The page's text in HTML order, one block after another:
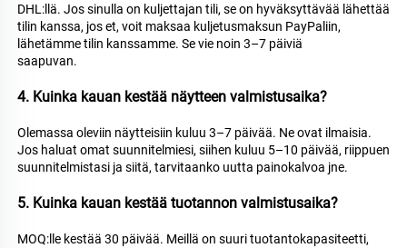
DHL:llä. Jos sinulla on kuljettajan tili, se on hyväksyttävää lähettää
tilin kanssa, jos et, voit maksaa kuljetusmaksun PayPaliin,
lähetämme tilin kanssamme. Se vie noin 3–7 päiviä
saapuvan.
4. Kuinka kauan kestää näytteen valmistusaika?
Olemassa oleviin näytteisiin kuluu 3–7 päivää. Ne ovat ilmaisia.
Jos haluat omat suunnitelmiesi, siihen kuluu 5–10 päivää, riippuen
suunnitelmistasi ja siitä, tarvitaanko uutta painokalvoa jne.
5. Kuinka kauan kestää tuotannon valmistusaika?
MOQ:lle kestää 30 päivää. Meillä on suuri tuotantokapasiteetti,